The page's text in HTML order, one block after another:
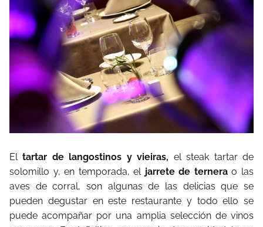
Eltartar de langostinos y vieiras, el steak tartar de
solomillo y, en temporada, eljarrete de ternerao las
aves de corral, son algunas de las delicias que se
pueden degustar en este restaurante y todo ello se
puede acompañar por una amplia selección de vinos